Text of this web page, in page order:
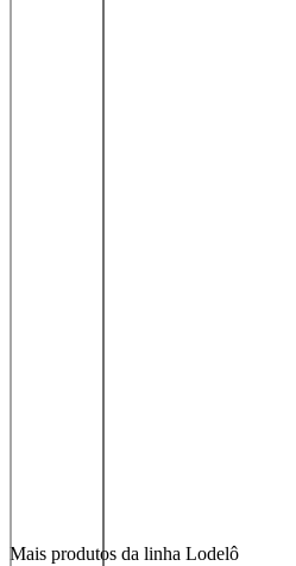
Mais produtos da linha Lodelô